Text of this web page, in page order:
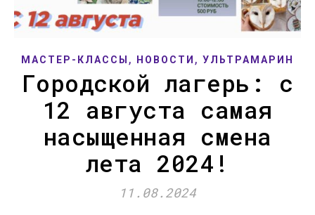
МАСТЕР-КЛАССЫ , НОВОСТИ , УЛЬТРАМАРИН
Городской лагерь: с
12 августа самая
насыщенная смена
лета 2024!
11.08.2024